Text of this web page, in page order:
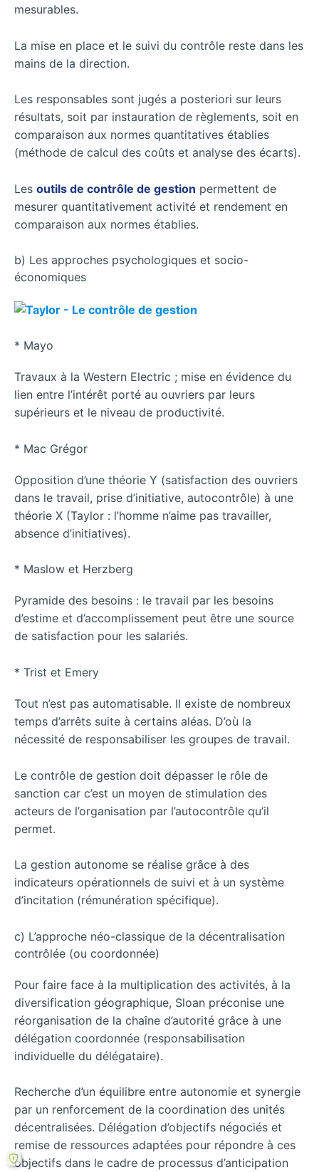
mesurables.
La mise en place et le suivi du contrôle reste dans les
mains de la direction.
Les responsables sont jugés a posteriori sur leurs
résultats, soit par instauration de règlements, soit en
comparaison aux normes quantitatives établies
(méthode de calcul des coûts et analyse des écarts).
Les outils de contrôle de gestion permettent de
mesurer quantitativement activité et rendement en
comparaison aux normes établies.
b) Les approches psychologiques et socio-
économiques
* Mayo
Travaux à la Western Electric ; mise en évidence du
lien entre l’intérêt porté au ouvriers par leurs
supérieurs et le niveau de productivité.
* Mac Grégor
Opposition d’une théorie Y (satisfaction des ouvriers
dans le travail, prise d’initiative, autocontrôle) à une
théorie X (Taylor : l’homme n’aime pas travailler,
absence d’initiatives).
* Maslow et Herzberg
Pyramide des besoins : le travail par les besoins
d’estime et d’accomplissement peut être une source
de satisfaction pour les salariés.
* Trist et Emery
Tout n’est pas automatisable. Il existe de nombreux
temps d’arrêts suite à certains aléas. D’où la
nécessité de responsabiliser les groupes de travail.
Le contrôle de gestion doit dépasser le rôle de
sanction car c’est un moyen de stimulation des
acteurs de l’organisation par l’autocontrôle qu’il
permet.
La gestion autonome se réalise grâce à des
indicateurs opérationnels de suivi et à un système
d’incitation (rémunération spécifique).
c) L’approche néo-classique de la décentralisation
contrôlée (ou coordonnée)
Pour faire face à la multiplication des activités, à la
diversification géographique, Sloan préconise une
réorganisation de la chaîne d’autorité grâce à une
délégation coordonnée (responsabilisation
individuelle du délégataire).
Recherche d’un équilibre entre autonomie et synergie
par un renforcement de la coordination des unités
décentralisées. Délégation d’objectifs négociés et
remise de ressources adaptées pour répondre à ces
objectifs dans le cadre de processus d’anticipation